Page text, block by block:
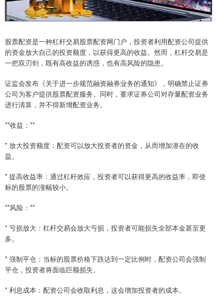
股票配资是一种杠杆交易股票配资网门户，投资者利用配资公司提供
的资金放大自己的投资额度，以获得更高的收益。然而，杠杆交易是
一把双刃剑，既有高收益的诱惑，也有高风险的隐患。
证监会发布《关于进一步规范融资融券业务的通知》，明确禁止证券
公司为客户提供股票配资服务。同时，要求证券公司对存量配资业务
进行清算，并不得新增配资业务。
**收益：**
* 放大投资额度：配资可以放大投资者的资金，从而增加潜在的收
益。
* 提高收益率：通过杠杆效应，投资者可以获得更高的收益率，即使
标的股票的涨幅较小。
**风险：**
* 亏损放大：杠杆交易会放大亏损，投资者可能损失全部本金甚至更
多。
* 强制平仓：当标的股票价格下跌达到一定比例时，配资公司会强制
平仓，投资者将面临巨额损失。
* 利息成本：配资公司会收取利息，这会增加投资者的成本。